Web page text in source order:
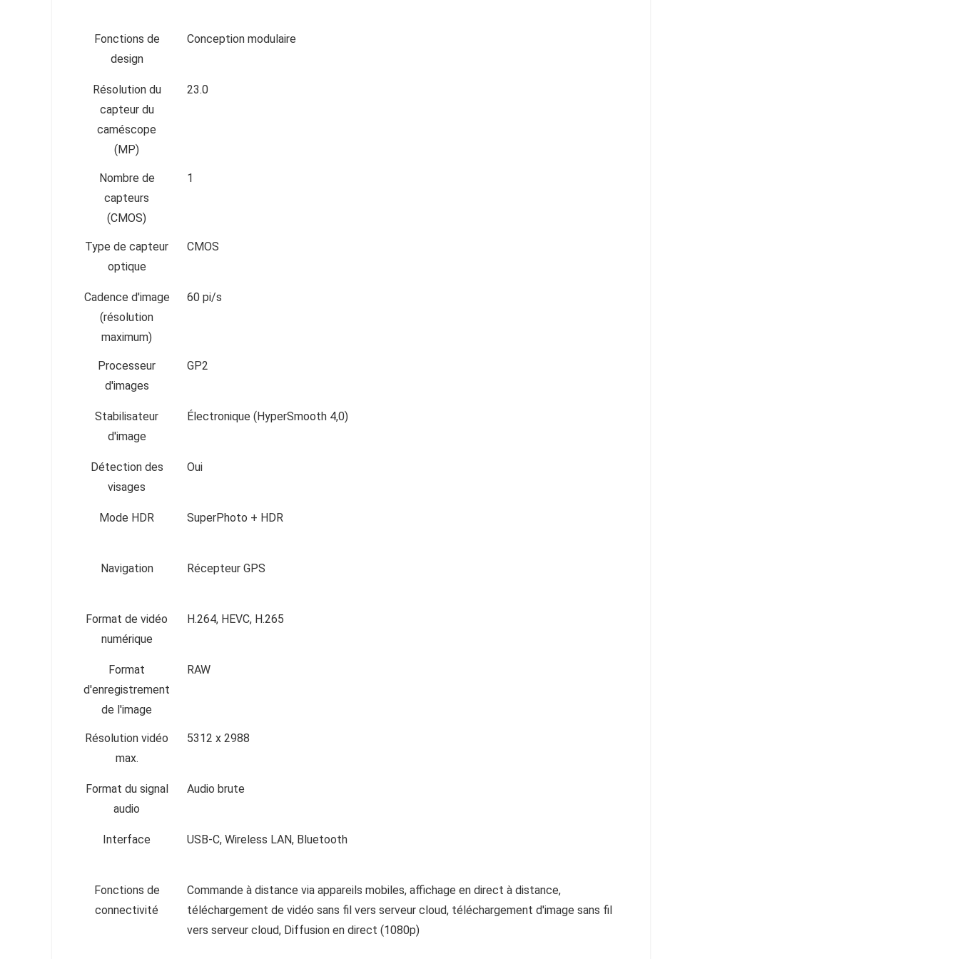
Fonctions de
design
Conception modulaire
Résolution du
capteur du
caméscope
(MP)
23.0
Nombre de
capteurs
(CMOS)
1
Type de capteur
optique
CMOS
Cadence d'image
(résolution
maximum)
60 pi/s
Processeur
d'images
GP2
Stabilisateur
d'image
Électronique (HyperSmooth 4,0)
Détection des
visages
Oui
Mode HDR SuperPhoto + HDR
Navigation Récepteur GPS
Format de vidéo
numérique
H.264, HEVC, H.265
Format
d'enregistrement
de l'image
RAW
Résolution vidéo
max.
5312 x 2988
Format du signal
audio
Audio brute
Interface USB-C, Wireless LAN, Bluetooth
Fonctions de
connectivité
Commande à distance via appareils mobiles, affichage en direct à distance,
téléchargement de vidéo sans fil vers serveur cloud, téléchargement d'image sans fil
vers serveur cloud, Diffusion en direct (1080p)